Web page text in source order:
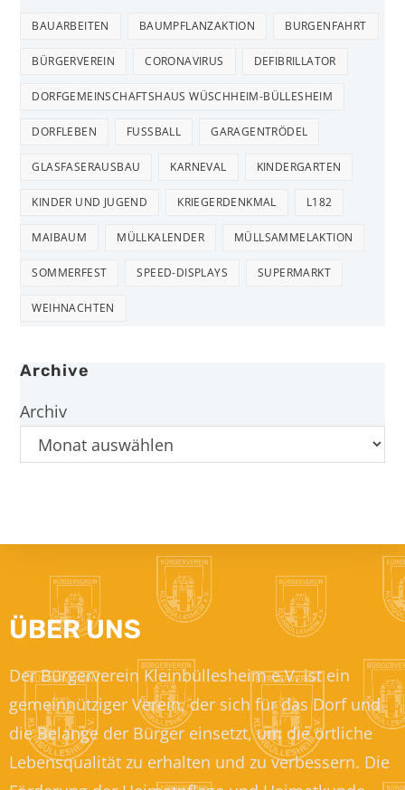
BAUARBEITEN BAUMPFLANZAKTION BURGENFAHRT
BÜRGERVEREIN CORONAVIRUS DEFIBRILLATOR
DORFGEMEINSCHAFTSHAUS WÜSCHHEIM-BÜLLESHEIM
DORFLEBEN FUSSBALL GARAGENTRÖDEL
GLASFASERAUSBAU KARNEVAL KINDERGARTEN
KINDER UND JUGEND KRIEGERDENKMAL L182
MAIBAUM MÜLLKALENDER MÜLLSAMMELAKTION
SOMMERFEST SPEED-DISPLAYS SUPERMARKT
WEIHNACHTEN
Archive
Archiv
ÜBER UNS
Der Bürgerverein Kleinbüllesheim e.V. ist ein
gemeinnütziger Verein, der sich für das Dorf und
die Belange der Bürger einsetzt, um die örtliche
Lebensqualität zu erhalten und zu verbessern. Die